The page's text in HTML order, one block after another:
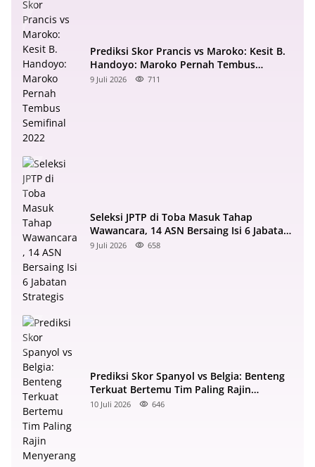
Prediksi Skor Prancis vs Maroko: Kesit B.
Handoyo: Maroko Pernah Tembus
Semifinal 2022
9 Juli 2026 711
Seleksi JPTP di Toba Masuk Tahap
Wawancara, 14 ASN Bersaing Isi 6 Jabatan
Strategis
9 Juli 2026 658
Prediksi Skor Spanyol vs Belgia: Benteng
Terkuat Bertemu Tim Paling Rajin
Menyerang
10 Juli 2026 646